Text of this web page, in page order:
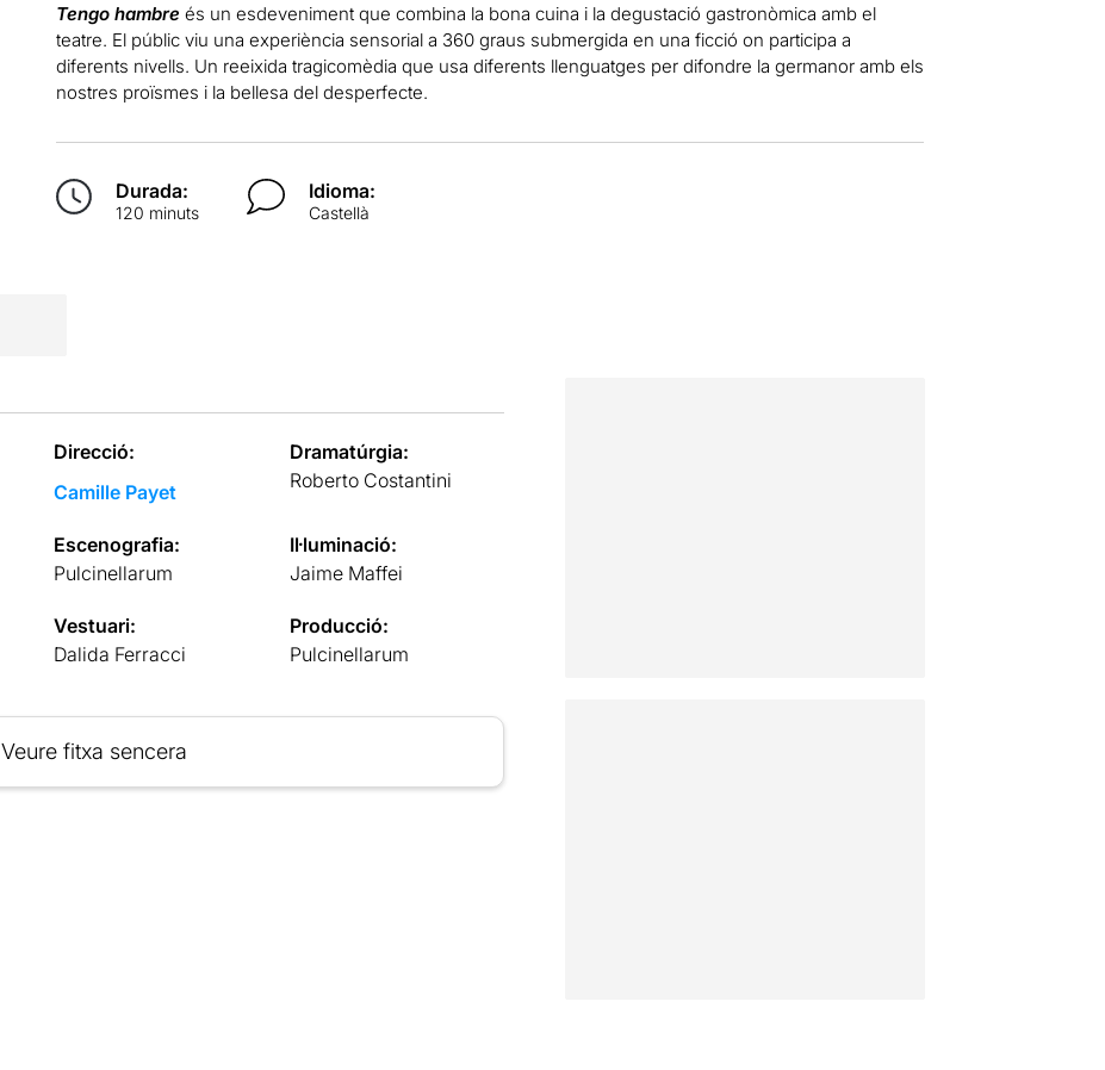
Tengo hambre és un esdeveniment que combina la bona cuina i la degustació gastronòmica amb el
teatre. El públic viu una experiència sensorial a 360 graus submergida en una ficció on participa a
diferents nivells. Un reeixida tragicomèdia que usa diferents llenguatges per difondre la germanor amb els
nostres proïsmes i la bellesa del desperfecte.
Durada:
120 minuts
Idioma:
Castellà
Direcció:
Camille Payet
Dramatúrgia:
Roberto Costantini
Escenografia:
Pulcinellarum
Il·luminació:
Jaime Maffei
Vestuari:
Dalida Ferracci
Producció:
Pulcinellarum
Veure fitxa sencera